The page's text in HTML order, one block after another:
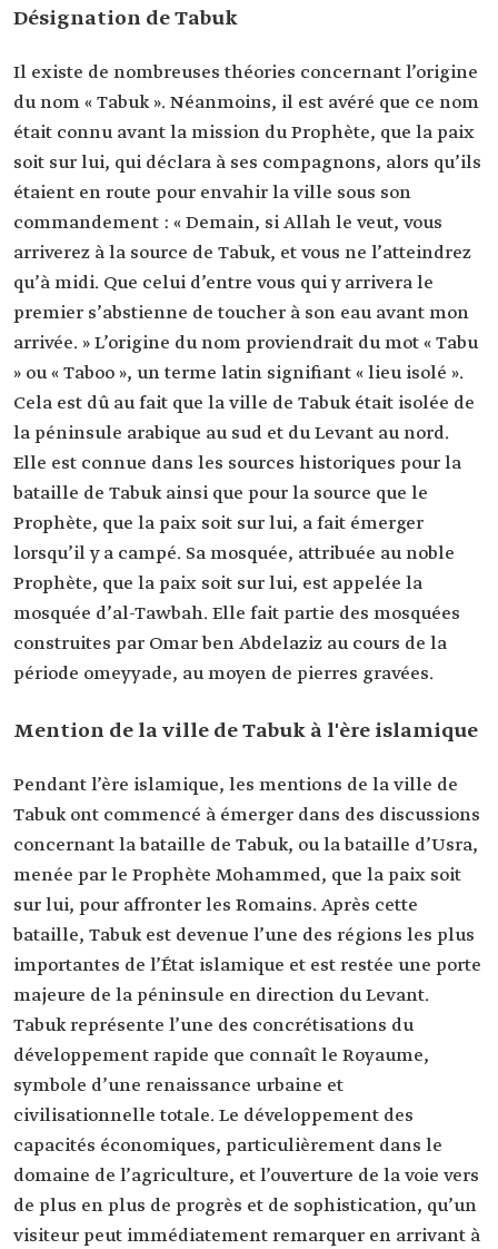
Désignation de Tabuk
Il existe de nombreuses théories concernant l’origine
du nom « Tabuk ». Néanmoins, il est avéré que ce nom
était connu avant la mission du Prophète, que la paix
soit sur lui, qui déclara à ses compagnons, alors qu’ils
étaient en route pour envahir la ville sous son
commandement : « Demain, si Allah le veut, vous
arriverez à la source de Tabuk, et vous ne l’atteindrez
qu’à midi. Que celui d’entre vous qui y arrivera le
premier s’abstienne de toucher à son eau avant mon
arrivée. » L’origine du nom proviendrait du mot « Tabu
» ou « Taboo », un terme latin signifiant « lieu isolé ».
Cela est dû au fait que la ville de Tabuk était isolée de
la péninsule arabique au sud et du Levant au nord.
Elle est connue dans les sources historiques pour la
bataille de Tabuk ainsi que pour la source que le
Prophète, que la paix soit sur lui, a fait émerger
lorsqu’il y a campé. Sa mosquée, attribuée au noble
Prophète, que la paix soit sur lui, est appelée la
mosquée d’al-Tawbah. Elle fait partie des mosquées
construites par Omar ben Abdelaziz au cours de la
période omeyyade, au moyen de pierres gravées.
Mention de la ville de Tabuk à l'ère islamique
Pendant l’ère islamique, les mentions de la ville de
Tabuk ont commencé à émerger dans des discussions
concernant la bataille de Tabuk, ou la bataille d’Usra,
menée par le Prophète Mohammed, que la paix soit
sur lui, pour affronter les Romains. Après cette
bataille, Tabuk est devenue l’une des régions les plus
importantes de l’État islamique et est restée une porte
majeure de la péninsule en direction du Levant.
Tabuk représente l’une des concrétisations du
développement rapide que connaît le Royaume,
symbole d’une renaissance urbaine et
civilisationnelle totale. Le développement des
capacités économiques, particulièrement dans le
domaine de l’agriculture, et l’ouverture de la voie vers
de plus en plus de progrès et de sophistication, qu’un
visiteur peut immédiatement remarquer en arrivant à